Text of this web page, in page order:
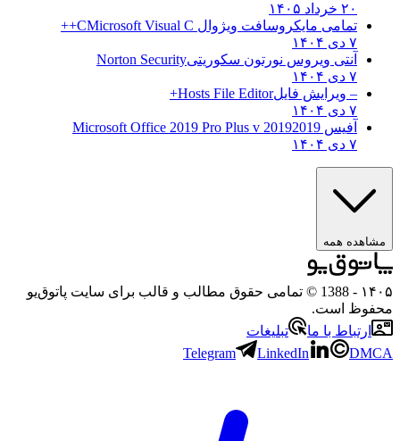
۲۰ خرداد ۱۴۰۵
تمامی مایکروسافت ویژوال C Microsoft Visual C++
۷ دی ۱۴۰۴
آنتی ویروس نورتون سکوریتیNorton Security
۷ دی ۱۴۰۴
– ویرایش فایلHosts File Editor+
۷ دی ۱۴۰۴
آفیس 2019 2019 Microsoft Office 2019 Pro Plus v
۷ دی ۱۴۰۴
مشاهده همه
۱۴۰۵
- 1388 © تمامی حقوق مطالب و قالب برای سایت پاتوق‌یو
محفوظ است.
ارتباط با ما
تبلیغات
Telegram
LinkedIn DMCA